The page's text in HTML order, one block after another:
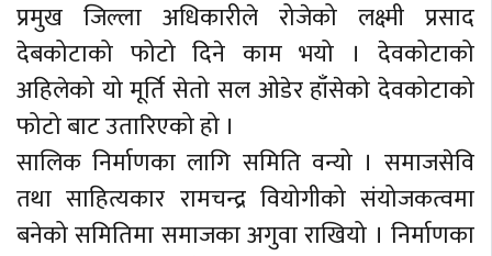
प्रमुख जिल्ला अधिकारीले रोजेको लक्ष्मी प्रसाद
देबकोटाको फोटो दिने काम भयो । देवकोटाको
अहिलेको यो मूर्ति सेतो सल ओडेर हाँसेको देवकोटाको
फोटो बाट उतारिएको हो ।
सालिक निर्माणका लागि समिति वन्यो । समाजसेवि
तथा साहित्यकार रामचन्द्र वियोगीको संयोजकत्वमा
बनेको समितिमा समाजका अगुवा राखियो । निर्माणका